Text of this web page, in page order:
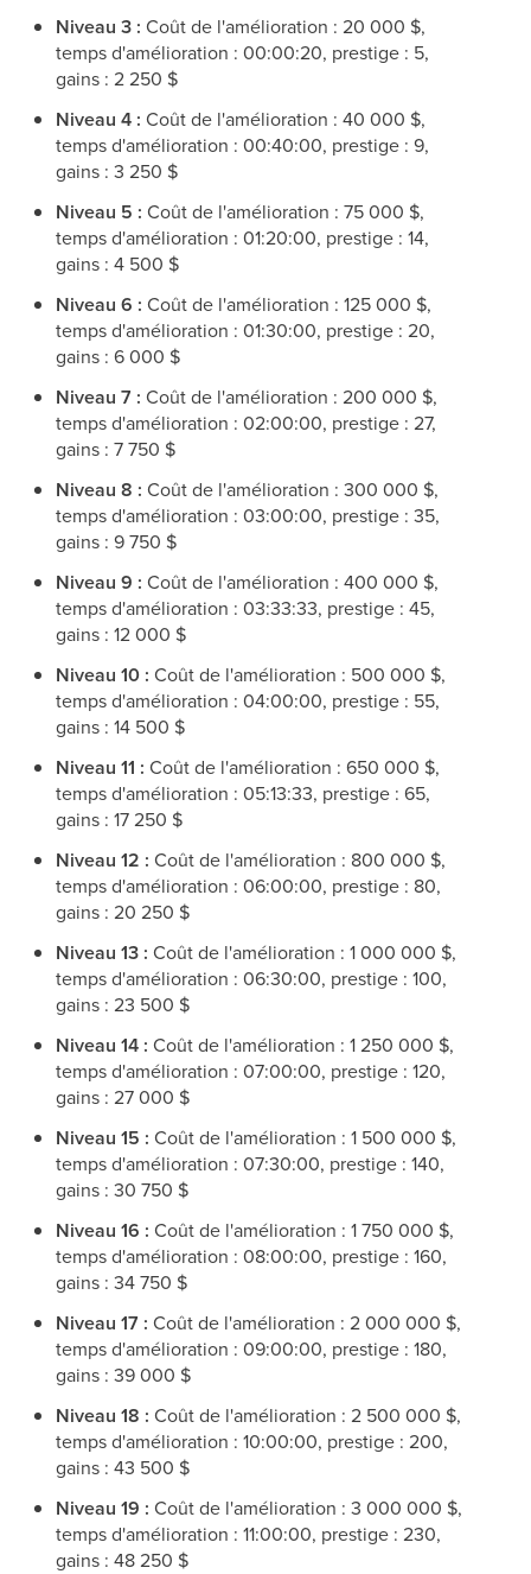
Niveau 3 : Coût de l'amélioration : 20 000 $,
temps d'amélioration : 00:00:20, prestige : 5,
gains : 2 250 $
Niveau 4 : Coût de l'amélioration : 40 000 $,
temps d'amélioration : 00:40:00, prestige : 9,
gains : 3 250 $
Niveau 5 : Coût de l'amélioration : 75 000 $,
temps d'amélioration : 01:20:00, prestige : 14,
gains : 4 500 $
Niveau 6 : Coût de l'amélioration : 125 000 $,
temps d'amélioration : 01:30:00, prestige : 20,
gains : 6 000 $
Niveau 7 : Coût de l'amélioration : 200 000 $,
temps d'amélioration : 02:00:00, prestige : 27,
gains : 7 750 $
Niveau 8 : Coût de l'amélioration : 300 000 $,
temps d'amélioration : 03:00:00, prestige : 35,
gains : 9 750 $
Niveau 9 : Coût de l'amélioration : 400 000 $,
temps d'amélioration : 03:33:33, prestige : 45,
gains : 12 000 $
Niveau 10 : Coût de l'amélioration : 500 000 $,
temps d'amélioration : 04:00:00, prestige : 55,
gains : 14 500 $
Niveau 11 : Coût de l'amélioration : 650 000 $,
temps d'amélioration : 05:13:33, prestige : 65,
gains : 17 250 $
Niveau 12 : Coût de l'amélioration : 800 000 $,
temps d'amélioration : 06:00:00, prestige : 80,
gains : 20 250 $
Niveau 13 : Coût de l'amélioration : 1 000 000 $,
temps d'amélioration : 06:30:00, prestige : 100,
gains : 23 500 $
Niveau 14 : Coût de l'amélioration : 1 250 000 $,
temps d'amélioration : 07:00:00, prestige : 120,
gains : 27 000 $
Niveau 15 : Coût de l'amélioration : 1 500 000 $,
temps d'amélioration : 07:30:00, prestige : 140,
gains : 30 750 $
Niveau 16 : Coût de l'amélioration : 1 750 000 $,
temps d'amélioration : 08:00:00, prestige : 160,
gains : 34 750 $
Niveau 17 : Coût de l'amélioration : 2 000 000 $,
temps d'amélioration : 09:00:00, prestige : 180,
gains : 39 000 $
Niveau 18 : Coût de l'amélioration : 2 500 000 $,
temps d'amélioration : 10:00:00, prestige : 200,
gains : 43 500 $
Niveau 19 : Coût de l'amélioration : 3 000 000 $,
temps d'amélioration : 11:00:00, prestige : 230,
gains : 48 250 $